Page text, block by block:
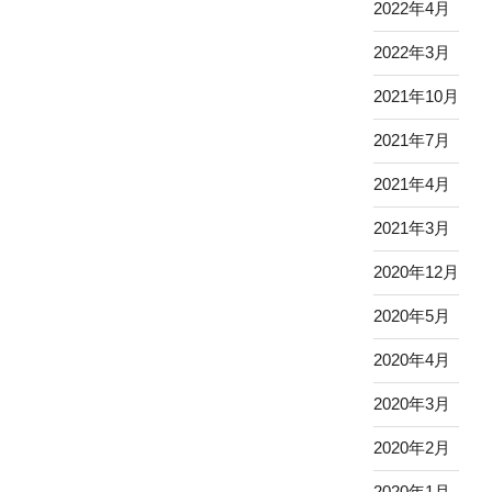
2022年4月
2022年3月
2021年10月
2021年7月
2021年4月
2021年3月
2020年12月
2020年5月
2020年4月
2020年3月
2020年2月